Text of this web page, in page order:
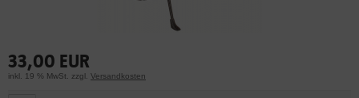
33,00 EUR
inkl. 19 % MwSt. zzgl. Versandkosten